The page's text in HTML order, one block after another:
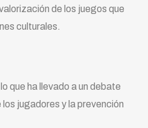
de los juegos que
culturales.
que ha llevado a un debate
jugadores y la prevención